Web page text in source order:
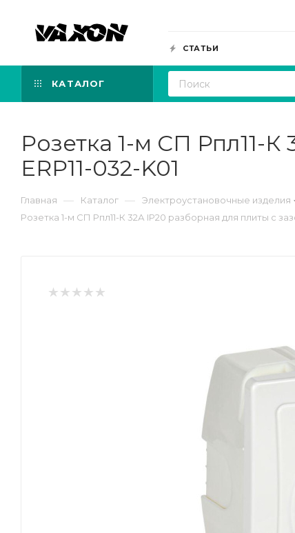
СТАТЬИ
КАТАЛОГ
Розетка 1-м СП Рпл11-
ERP11-032-K01
Главная — Каталог — Электроустановочные изделия
Розетка 1-м СП Рпл11-К 32А IP20 разборная для плиты с